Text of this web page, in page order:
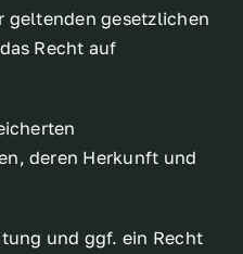
geltenden gesetzlichen
Recht auf
deren Herkunft und
und ggf. ein Recht